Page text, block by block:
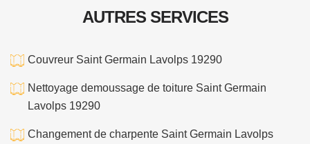
AUTRES SERVICES
Couvreur Saint Germain Lavolps 19290
Nettoyage demoussage de toiture Saint Germain
Lavolps 19290
Changement de charpente Saint Germain Lavolps